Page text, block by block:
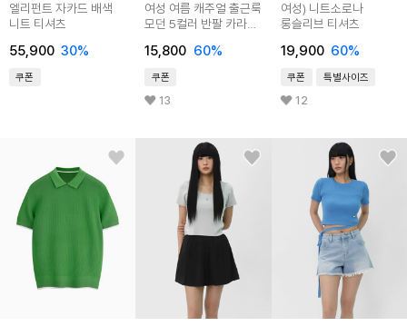
엘리펀트 자카드 배색
니트 티셔츠
55,900 30%
쿠폰
여성 여름 캐주얼 출근룩
모던 5컬러 반팔 카라
15,800 60%
쿠폰
13
여성) 니트소로나
롱슬리브 티셔츠
19,900 60%
쿠폰 특별사이즈
12